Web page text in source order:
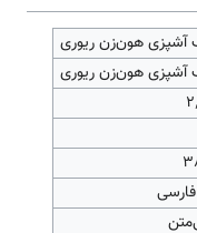
هون‌زن ‌ریوری
هون‌زن ‌ریوری